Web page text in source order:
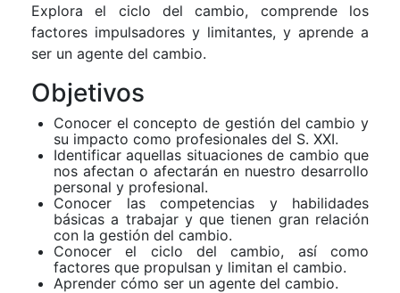
Explora el ciclo del cambio, comprende los
factores impulsadores y limitantes, y aprende a
ser un agente del cambio.
Objetivos
Conocer el concepto de gestión del cambio y
su impacto como profesionales del S. XXI.
Identificar aquellas situaciones de cambio que
nos afectan o afectarán en nuestro desarrollo
personal y profesional.
Conocer las competencias y habilidades
básicas a trabajar y que tienen gran relación
con la gestión del cambio.
Conocer el ciclo del cambio, así como
factores que propulsan y limitan el cambio.
Aprender cómo ser un agente del cambio.